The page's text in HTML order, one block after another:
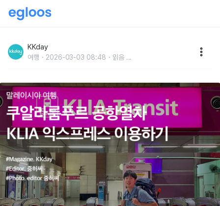
레스 이용하기
KKday
여행 2026-03-03 08:48 읽음 ...